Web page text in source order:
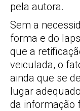
pela autora.
Sem a
forma e do
que a
veiculada, o
ainda que se
lugar
da informação